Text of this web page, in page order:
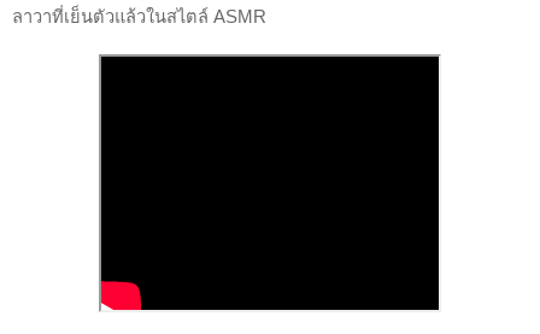
ลาวาที่เย็นตัวแล้วในสไตล์ ASMR